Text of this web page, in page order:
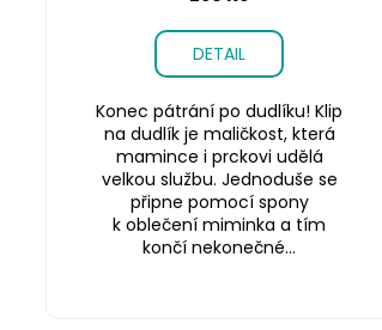
DETAIL
Konec pátrání po dudlíku! Klip
na dudlík je maličkost, která
mamince i prckovi udělá
velkou službu. Jednoduše se
připne pomocí spony
k oblečení miminka a tím
končí nekonečné...